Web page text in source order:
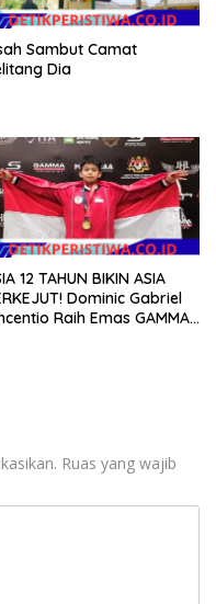
Sambut Camat
Dia
12 TAHUN BIKIN ASIA
Dominic Gabriel
Raih Emas GAMMA
Ruas yang wajib